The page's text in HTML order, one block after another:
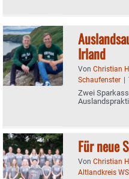
Irland
Von Christian
Schaufenster |
Zwei
Für neue
Von Christian
Altlandkreis WS